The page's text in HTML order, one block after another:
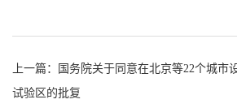
上一篇：
国务院关于同意在北京等22个城市
试验区的批复